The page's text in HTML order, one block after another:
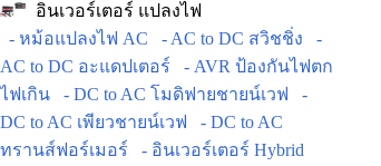
อินเวอร์เตอร์ แปลงไฟ
- หม้อแปลงไฟ AC
- AC to DC สวิชชิ่ง
-
AC to DC อะแดปเตอร์
- AVR ป้องกันไฟตก
ไฟเกิน
- DC to AC โมดิฟายชายน์เวฟ
-
DC to AC เพียวชายน์เวฟ
- DC to AC
ทรานส์ฟอร์เมอร์
- อินเวอร์เตอร์ Hybrid